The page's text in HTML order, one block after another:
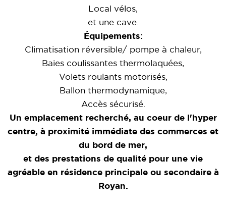
Local vélos,
et une cave.
Équipements:
Climatisation réversible/ pompe à chaleur,
Baies coulissantes thermolaquées,
Volets roulants motorisés,
Ballon thermodynamique,
Accès sécurisé.
Un emplacement recherché, au coeur de l'hyper
centre, à proximité immédiate des commerces et
du bord de mer,
et des prestations de qualité pour une vie
agréable en résidence principale ou secondaire à
Royan.